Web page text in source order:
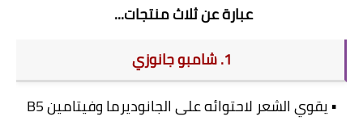
عبارة عن ثلاث منتجات...
1. شامبو جانوزي
▪ يقوي الشعر لاحتوائه على الجانوديرما وفيتامين B5